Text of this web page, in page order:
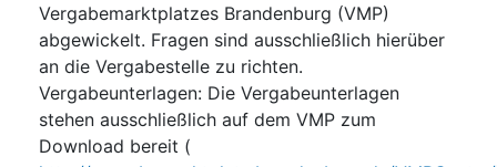
Vergabemarktplatzes Brandenburg (VMP)
abgewickelt. Fragen sind ausschließlich hierüber
an die Vergabestelle zu richten.
Vergabeunterlagen: Die Vergabeunterlagen
stehen ausschließlich auf dem VMP zum
Download bereit (